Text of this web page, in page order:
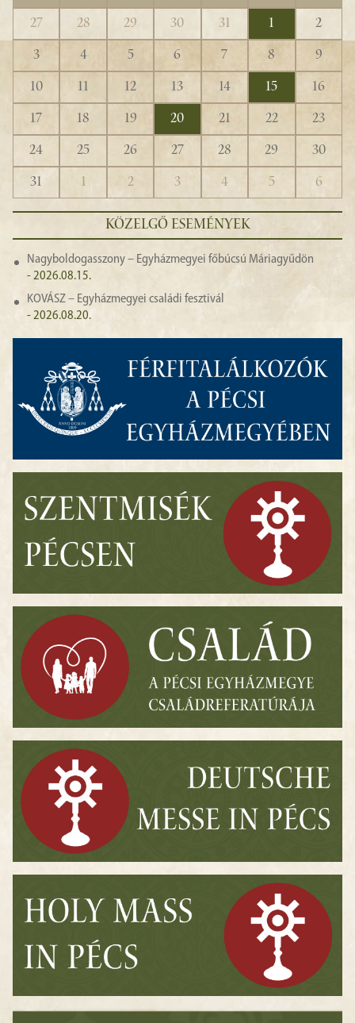
27 28 29 30 31 1
2
3
4 5 6 7 8
9
10
11 12 13 14 15
16
17
18 19 20 21 22
23
24
25 26 27 28 29
30
31
1 2 3 4 5 6
KÖZELGŐ ESEMÉNYEK
Nagyboldogasszony – Egyházmegyei főbúcsú Máriagyűdön
- 2026.08.15.
KOVÁSZ – Egyházmegyei családi fesztivál
- 2026.08.20.